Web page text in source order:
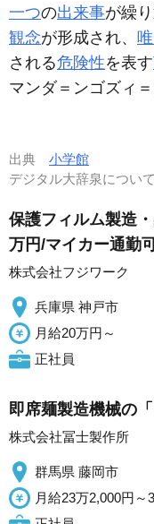
一つの出来事が繰
観念が形成され、
される危険性を表す
マンダ＝ンゴズィ
出典 小学館
デジタル大辞泉につ
保護フィルム製造
万円/マイカー通勤
株式会社フジワーク
兵庫県 神戸市
月給20万円～
正社員
即席麺製造機械の
株式会社冨士製作所
群馬県 藤岡市
月給23万2,000円～